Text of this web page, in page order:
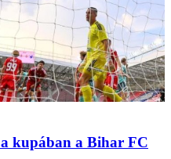
kupában a Bihar FC